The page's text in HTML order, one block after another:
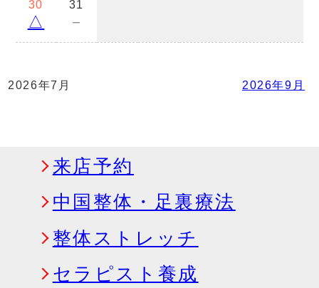
30
△
31
－
2026年7月 2026年9月
来店予約
中国整体・足裏療法
整体ストレッチ
セラピスト養成